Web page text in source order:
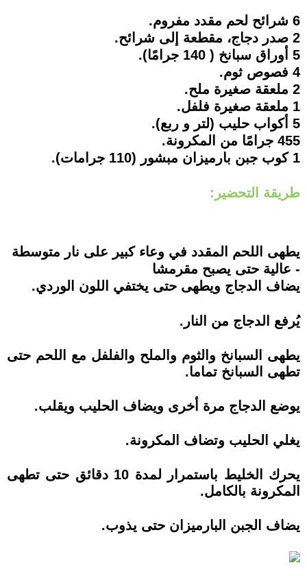
6 شرائح لحم مقدد مفروم.
2 صدر دجاج، مقطعة إلى شرائح.
5 أوراق سبانخ ( 140 جرامًا).
4 فصوص ثوم.
2 ملعقة صغيرة ملح.
1 ملعقة صغيرة فلفل.
5 أكواب حليب (لتر و ربع).
455 جرامًا من المكرونة.
1 كوب جبن بارميزان مبشور (110 جرامات).
طريقة التحضير:
يطهى اللحم المقدد في وعاء كبير على نار متوسطة
- عالية حتى يصبح مقرمشا
يضاف الدجاج ويطهى حتى يختفي اللون الوردي.
يُرفع الدجاج من النار.
يطهى السبانخ والثوم والملح والفلفل مع اللحم حتى
تطهى السبانخ تماما.
يوضع الدجاج مرة أخرى ويضاف الحليب ويقلب.
يغلي الحليب وتضاف المكرونة.
يحرك الخليط باستمرار لمدة 10 دقائق حتى تطهى
المكرونة بالكامل.
يضاف الجبن البارميزان حتى يذوب.